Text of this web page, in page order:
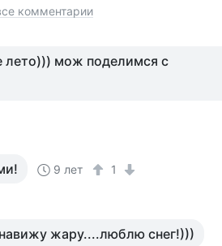
комментарии
лето))) мож поделимся с
9 лет 1
жару....люблю снег!)))